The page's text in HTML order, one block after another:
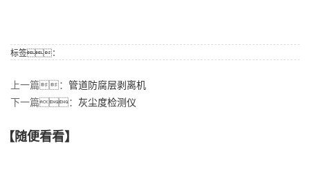
标签：
上一篇： 管道防腐层剥离机
下一篇： 灰尘度检测仪
【随便看看】